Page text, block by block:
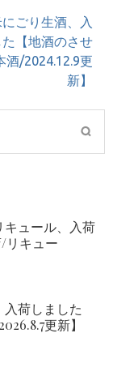
ごり生酒、入
【地酒のさせ
酒/2024.12.9更
新】
キュール、入荷
リキュー
荷しました
更新】